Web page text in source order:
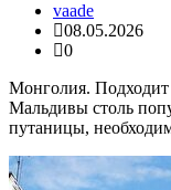
vaade
08.05.2026
0
Монголия. Подходит
Мальдивы столь
путаницы,